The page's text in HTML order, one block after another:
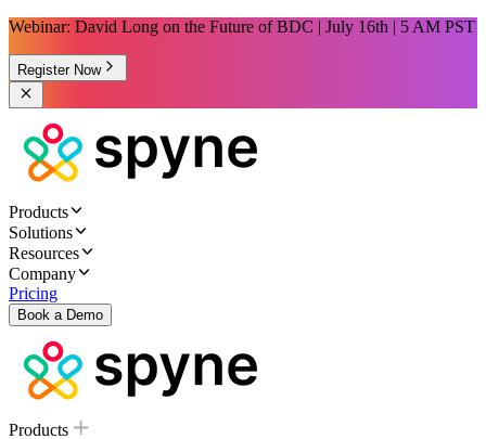
Webinar: David Long on the Future of BDC | July 16th | 5 AM PST
Register Now
Products
Solutions
Resources
Company
Pricing
Book a Demo
Products